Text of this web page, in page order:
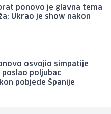
ponovo je glavna tema
Ukrao je show nakon
osvojio simpatije
poljubac
pobjede Španije